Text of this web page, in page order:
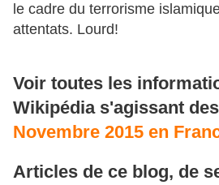
le cadre du terrorisme
attentats. Lourd!
Voir toutes les
Wikipédia s'agissant des
Novembre 2015 en
Articles de ce blog, de